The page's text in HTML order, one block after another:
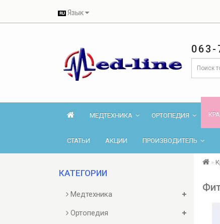
Язык
063-
МЕДТЕХНИКА ОРТОПЕДИЯ
СТАТЬИ АКЦИИ ПРОИЗВОДИТЕЛЬ
КАТЕГОРИИ
Медтехника
Ортопедия